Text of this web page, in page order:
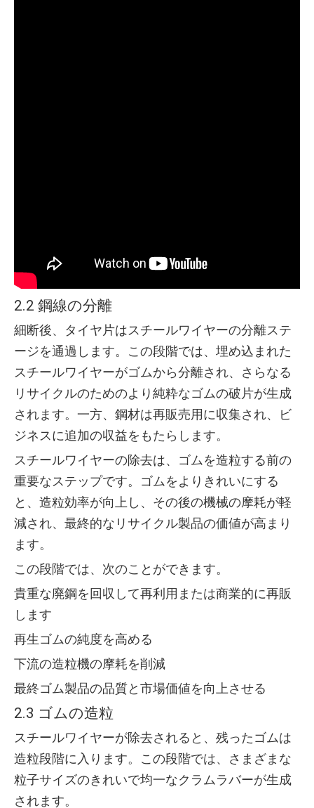
2.2 鋼線の分離
細断後、タイヤ片はスチールワイヤーの分離ステ
ージを通過します。この段階では、埋め込まれた
スチールワイヤーがゴムから分離され、さらなる
リサイクルのためのより純粋なゴムの破片が生成
されます。一方、鋼材は再販売用に収集され、ビ
ジネスに追加の収益をもたらします。
スチールワイヤーの除去は、ゴムを造粒する前の
重要なステップです。ゴムをよりきれいにする
と、造粒効率が向上し、その後の機械の摩耗が軽
減され、最終的なリサイクル製品の価値が高まり
ます。
この段階では、次のことができます。
貴重な廃鋼を回収して再利用または商業的に再販
します
再生ゴムの純度を高める
下流の造粒機の摩耗を削減
最終ゴム製品の品質と市場価値を向上させる
2.3 ゴムの造粒
スチールワイヤーが除去されると、残ったゴムは
造粒段階に入ります。この段階では、さまざまな
粒子サイズのきれいで均一なクラムラバーが生成
されます。